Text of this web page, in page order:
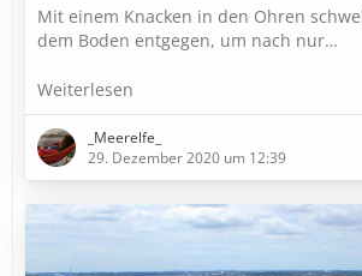
Mit einem Knacken in den Ohren
dem Boden entgegen, um nach nur…
Weiterlesen
_Meerelfe_
29. Dezember 2020 um 12:39